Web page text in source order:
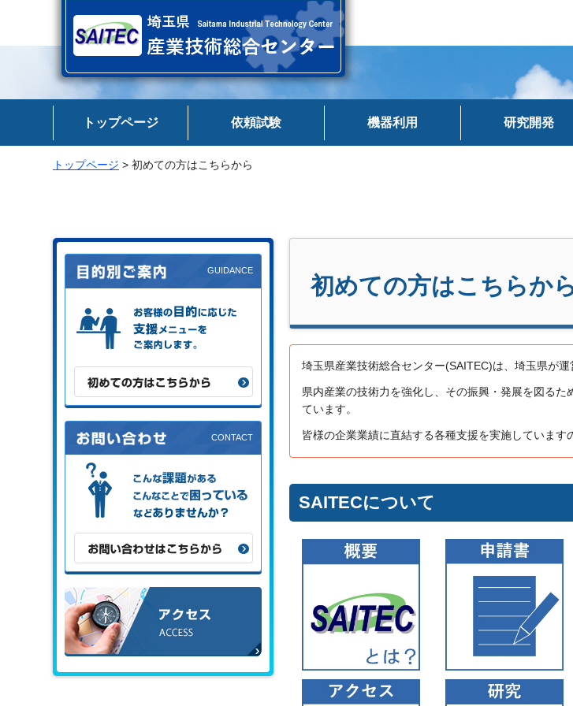
トップページ 依頼試験 機器利用 研究開発
トップページ > 初めての方はこちらから
お客様の目的に応じた支援メニュー
をご案内します。
初めての方はこちらから
こんな課題がある、こんなことで困
っている、などありませんか？
お問い合わせはこちらから
アクセス
初めての方はこちらか
埼玉県産業技術総合センター(SAITEC)は、埼玉県が運
県内産業の技術力を強化し、その振興・発展を図る
ています。
皆様の企業業績に直結する各種支援を実施しています
SAITECについて